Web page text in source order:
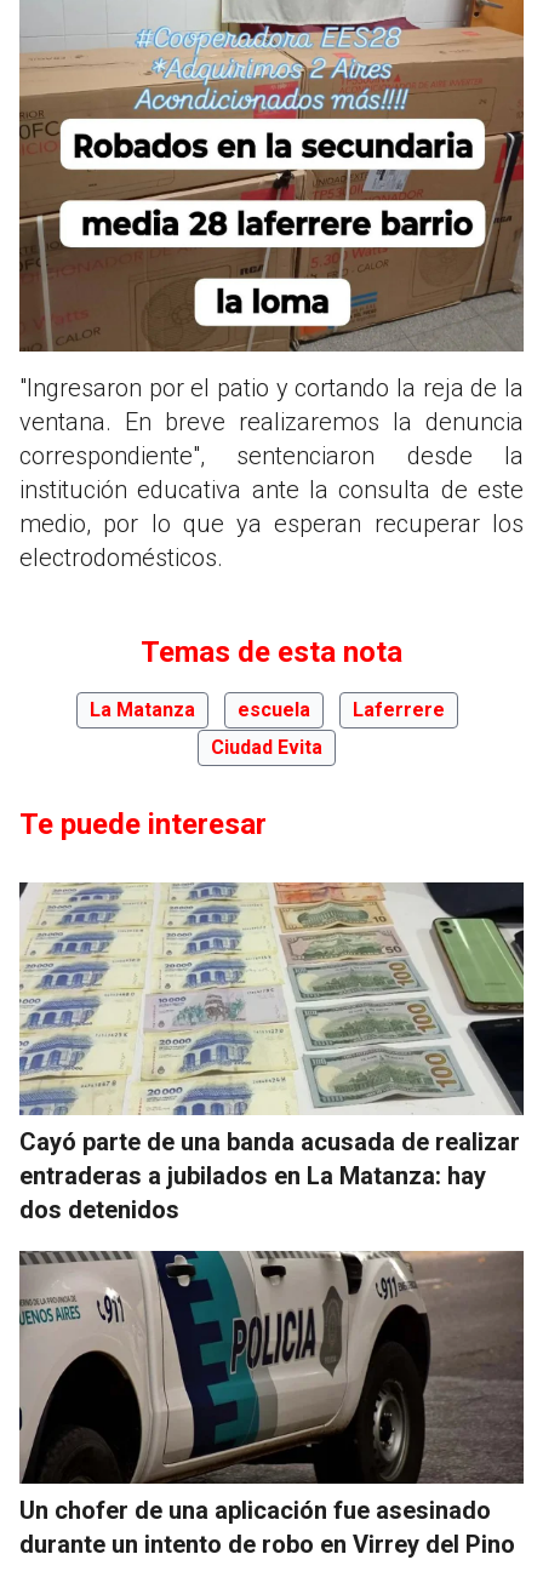
"Ingresaron por el patio y cortando la reja de la
ventana. En breve realizaremos la denuncia
correspondiente", sentenciaron desde la
institución educativa ante la consulta de este
medio, por lo que ya esperan recuperar los
electrodomésticos.
Temas de esta nota
La Matanza escuela
Laferrere
Ciudad Evita
Te puede interesar
Cayó parte de una banda acusada de realizar
entraderas a jubilados en La Matanza: hay
dos detenidos
Un chofer de una aplicación fue asesinado
durante un intento de robo en Virrey del Pino